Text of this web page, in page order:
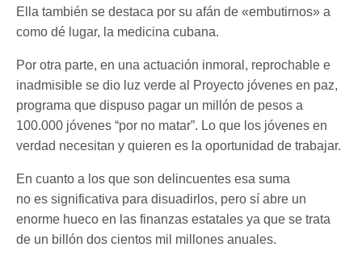
Ella también se destaca por su afán de «embutirnos» a
como dé lugar, la medicina cubana.
Por otra parte, en una actuación inmoral, reprochable e
inadmisible se dio luz verde al Proyecto jóvenes en paz,
programa que dispuso pagar un millón de pesos a
100.000 jóvenes “por no matar”. Lo que los jóvenes en
verdad necesitan y quieren es la oportunidad de trabajar.
En cuanto a los que son delincuentes esa suma
no es significativa para disuadirlos, pero sí abre un
enorme hueco en las finanzas estatales ya que se trata
de un billón dos cientos mil millones anuales.